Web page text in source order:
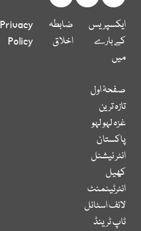
ایکسپریس
کے بارے
میں
ضابطہ
اخلاق
Privacy
Policy
صفحۂ اول
تازہ ترین
غزہ لہو لہو
پاکستان
انٹر نیشنل
کھیل
انٹرٹینمنٹ
لائف اسٹائل
ٹاپ ٹرینڈ